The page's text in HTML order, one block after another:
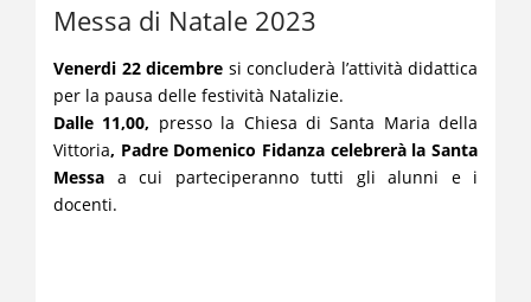
Messa di Natale 2023
Venerdi 22 dicembre si concluderà l’attività didattica
per la pausa delle festività Natalizie.
Dalle 11,00, presso la Chiesa di Santa Maria della
Vittoria, Padre Domenico Fidanza celebrerà la Santa
Messa a cui parteciperanno tutti gli alunni e i
docenti.